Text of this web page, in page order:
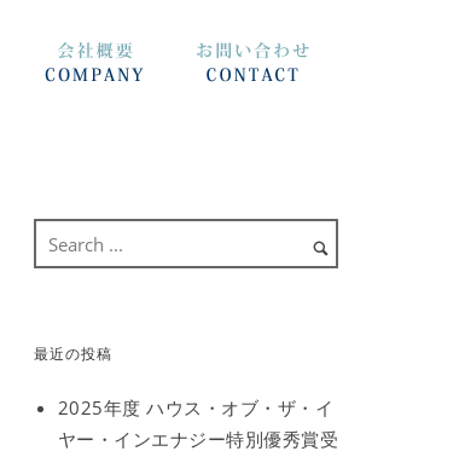
最近の投稿
2025年度 ハウス・オブ・ザ・イ
ヤー・インエナジー特別優秀賞受